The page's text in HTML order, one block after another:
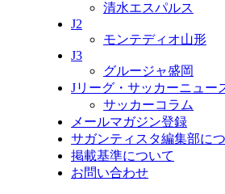
清水エスパルス
J2
モンテディオ山形
J3
グルージャ盛岡
Jリーグ・サッカーニュー
サッカーコラム
メールマガジン登録
サガンティスタ編集部に
掲載基準について
お問い合わせ